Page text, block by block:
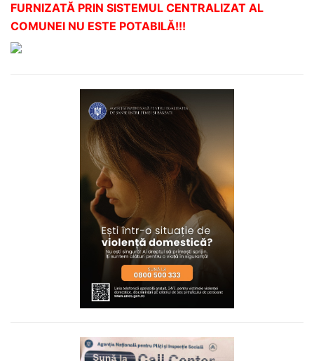
FURNIZATĂ PRIN SISTEMUL CENTRALIZAT AL
COMUNEI NU ESTE POTABILĂ!!!